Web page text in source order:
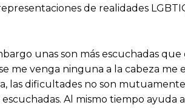
de realidades
unas son más escuchadas
me venga ninguna a la cabeza
las dificultades no son
escuchadas. Al mismo tiempo